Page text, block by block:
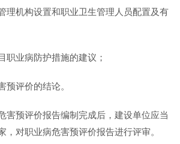
理机构设置和职业卫生管理人员配置及有
职业病防护措施的建议；
预评价的结论。
害预评价报告编制完成后，建设单位应当
，对职业病危害预评价报告进行评审。